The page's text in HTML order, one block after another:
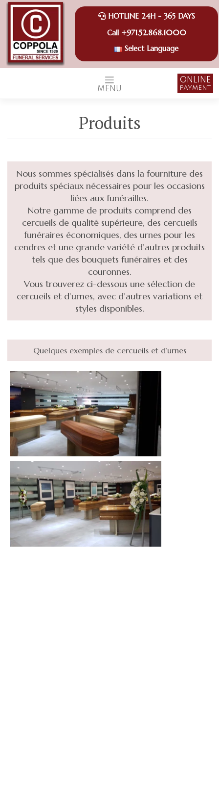
Skip
content
HOTLINE 24H - 365 DAYS
Call +971.52.868.1000
Select Language
MENU
ONLINE
PAYMENT
Produits
Nous sommes spécialisés dans la fourniture des
produits spéciaux nécessaires pour les occasions
liées aux funérailles.
Notre gamme de produits comprend des
cercueils de qualité supérieure, des cercueils
funéraires économiques, des urnes pour les
cendres et une grande variété d’autres produits
tels que des bouquets funéraires et des
couronnes.
Vous trouverez ci-dessous une sélection de
cercueils et d’urnes, avec d’autres variations et
styles disponibles.
Quelques exemples de cercueils et d’urnes